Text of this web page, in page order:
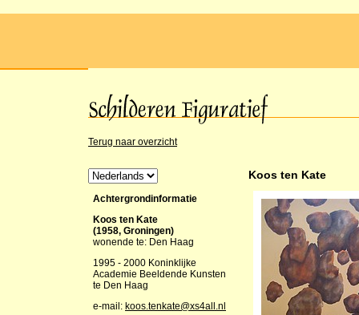
Terug naar overzicht
Achtergrondinformatie
Koos ten Kate
(1958, Groningen)
wonende te: Den Haag
1995 - 2000 Koninklijke
Academie Beeldende Kunsten
te Den Haag
e-mail: koos.tenkate@xs4all.nl
Koos ten Kate